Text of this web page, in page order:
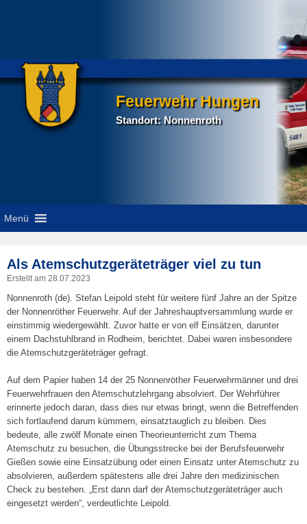
Feuerwehr Hungen
Standort: Nonnenroth
Menü
Als Atemschutzgeräteträger viel zu tun
Erstellt am 28.07.2023
Nonnenroth (de). Stefan Leipold steht für weitere fünf Jahre an der Spitze
der Nonnenröther Feuerwehr. Auf der Jahreshauptversammlung wurde er
einstimmig wiedergewählt. Zuvor hatte er von elf Einsätzen, darunter
einem Dachstuhlbrand in Rodheim, berichtet. Dabei waren insbesondere
die Atemschutzgeräteträger gefragt.
Auf dem Papier haben 14 der 25 Nonnenröther Feuerwehrmänner und drei
Feuerwehrfrauen den Atemschutzlehrgang absolviert. Der Wehrführer
erinnerte jedoch daran, dass dies nur etwas bringt, wenn die Betreffenden
sich fortlaufend darum kümmern, einsatztauglich zu bleiben. Dies
bedeute, alle zwölf Monate einen Theorieunterricht zum Thema
Atemschutz zu besuchen, die Übungsstrecke bei der Berufsfeuerwehr
Gießen sowie eine Einsatzübung oder einen Einsatz unter Atemschutz zu
absolvieren, außerdem spätestens alle drei Jahre den medizinischen
Check zu bestehen. „Erst dann darf der Atemschutzgeräteträger auch
eingesetzt werden“, verdeutlichte Leipold.